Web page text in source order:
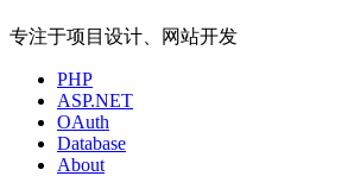
专注于项目设计、网站开发
PHP
ASP.NET
OAuth
Database
About